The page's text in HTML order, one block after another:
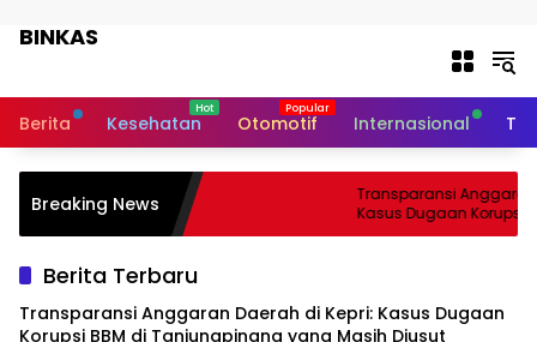
BINKAS
Berita
Kesehatan Otomotif Internasional
Breaking News
Transparansi Anggaran
Kasus Dugaan Korupsi
Tanjungpinang yang
Berita Terbaru
Transparansi Anggaran Daerah di Kepri: Kasus Dugaan
Korupsi BBM di Tanjungpinang yang Masih Diusut